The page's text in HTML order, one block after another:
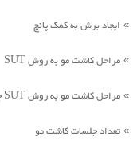
» ایجاد برش به کمک پانچ
» مراحل کاشت مو به روش SUT
» مراحل کاشت مو به روش SUT جز جدیدترین روش کاشت است
» تعداد جلسات کاشت مو